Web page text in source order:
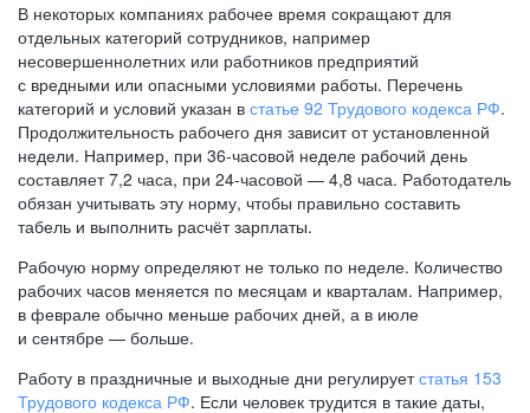
В некоторых компаниях рабочее время сокращают для
отдельных категорий сотрудников, например
несовершеннолетних или работников предприятий
с вредными или опасными условиями работы. Перечень
категорий и условий указан в статье 92 Трудового кодекса РФ.
Продолжительность рабочего дня зависит от установленной
недели. Например, при 36-часовой неделе рабочий день
составляет 7,2 часа, при 24-часовой — 4,8 часа. Работодатель
обязан учитывать эту норму, чтобы правильно составить
табель и выполнить расчёт зарплаты.
Рабочую норму определяют не только по неделе. Количество
рабочих часов меняется по месяцам и кварталам. Например,
в феврале обычно меньше рабочих дней, а в июле
и сентябре — больше.
Работу в праздничные и выходные дни регулируетстатья 153
Трудового кодекса РФ. Если человек трудится в такие даты,